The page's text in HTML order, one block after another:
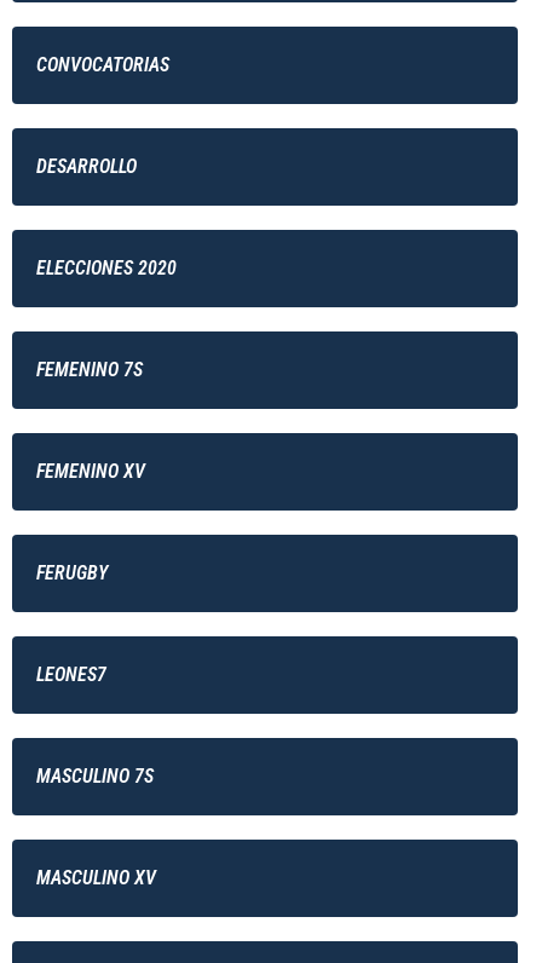
CONVOCATORIAS
DESARROLLO
ELECCIONES 2020
FEMENINO 7S
FEMENINO XV
FERUGBY
LEONES7
MASCULINO 7S
MASCULINO XV